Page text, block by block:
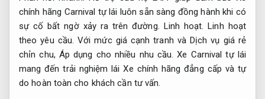
chính hãng Carnival tự lái luôn sẵn sàng đồng hành khi có
sự cố bất ngờ xảy ra trên đường. Linh hoạt. Linh hoạt
theo yêu cầu. Với mức giá cạnh tranh và Dịch vụ giá rẻ
chỉn chu, Áp dụng cho nhiều nhu cầu. Xe Carnival tự lái
mang đến trải nghiệm lái Xe chính hãng đẳng cấp và tự
do hoàn toàn cho khách cần tư vấn.